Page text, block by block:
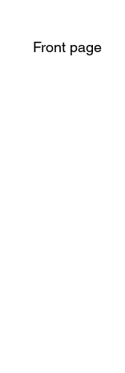
Front page